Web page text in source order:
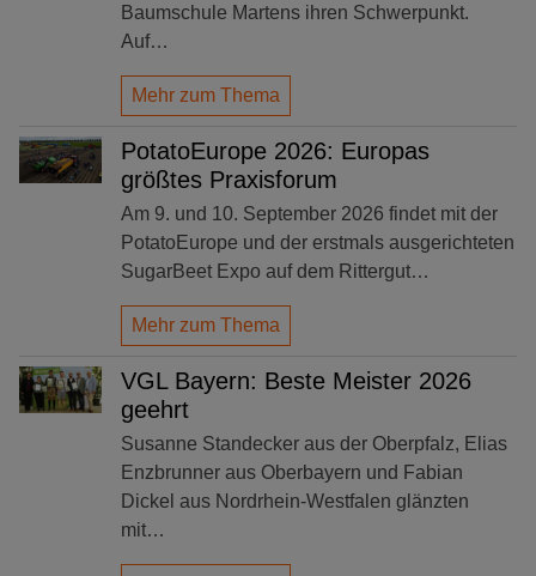
Baumschule Martens ihren Schwerpunkt.
Auf…
Mehr zum Thema
PotatoEurope 2026: Europas
größtes Praxisforum
Am 9. und 10. September 2026 findet mit der
PotatoEurope und der erstmals ausgerichteten
SugarBeet Expo auf dem Rittergut…
Mehr zum Thema
VGL Bayern: Beste Meister 2026
geehrt
Susanne Standecker aus der Oberpfalz, Elias
Enzbrunner aus Oberbayern und Fabian
Dickel aus Nordrhein-Westfalen glänzten
mit…